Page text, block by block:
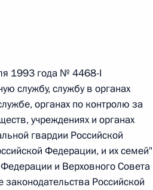
в Российской Федерации»
1993 года № 4468-I
службу, службу в органах
органах по контролю за
учреждениях и органах
гвардии Российской
Федерации, и их семей"
и Верховного Совета
Российской